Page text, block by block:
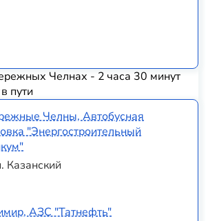
Челнах - 2 часа 30 минут
пути
Челны, Автобусная
"Энергостроительный
Казанский
АЗС "Татнефть"